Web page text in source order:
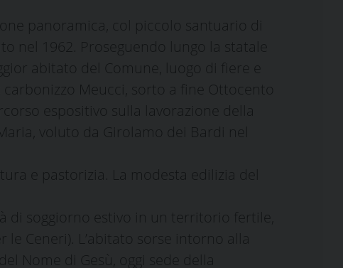
panoramica, col piccolo santuario di
nel 1962. Proseguendo lungo la statale
abitato del Comune, luogo di fiere e
Meucci, sorto a fine Ottocento
espositivo sulla lavorazione della
voluto da Girolamo dei Bardi nel
e pastorizia. La modesta edilizia del
di soggiorno estivo in un territorio fertile,
Ceneri). L’abitato sorse intorno alla
Nome di Gesù, oggi sede della